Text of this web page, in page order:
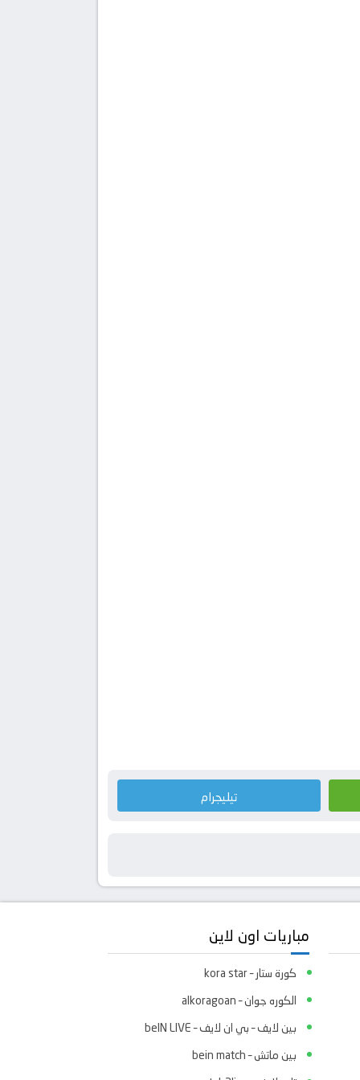
تيليجرام
مباريات اون لاين
كورة ستار – kora star
الكوره جوان – alkoragoan
بين لايف – بي ان لايف – beIN LIVE
بين ماتش – bein match